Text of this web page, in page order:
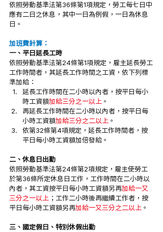
依照勞動基準法第36條第1項規定，勞工每七日中
應有二日之休息，其中一日為例假，一日為休息
日。
加班費計算：
一、平日延長工時
依照勞動基準法第24條第1項規定，雇主延長勞工
工作時間者，其延長工作時間之工資，依下列標
準加給：
延長工作時間在二小時以內者，按平日每小
時工資額加給三分之一以上 。
再延長工作時間在二小時以內者，按平日每
小時工資額加給三分之二以上 。
依第32條第4項規定，延長工作時間者，按
平日每小時工資額加倍發給。
二、休息日出勤
依照勞動基準法第24條第2項規定，雇主使勞工
於第36條所定休息日工作，工作時間在二小時以
內者，其工資按平日每小時工資額另再加給一又
三分之一以上 ；工作二小時後再繼續工作者，按
平日每小時工資額另再加給一又三分之二以上 。
三、國定假日、特別休假出勤